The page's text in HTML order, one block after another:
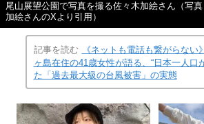
尾山展望公園で写真を撮る佐々木加絵さん（写
加絵さんのXより引用）
記事を読む
《ネットも電話も繋がらない
ヶ島在住の41歳女性が語る、“日本一人口
た「過去最大級の台風被害」の実態